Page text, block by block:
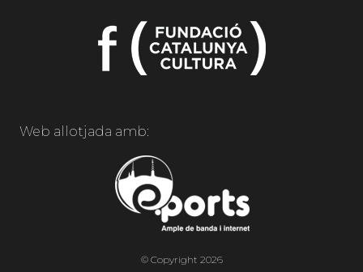
Web allotjada amb:
© Copyright 2026